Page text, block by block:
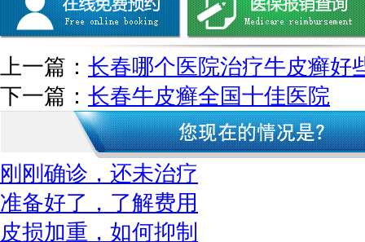
上一篇： 长春哪个医院治疗牛皮癣好
下一篇： 长春牛皮癣全国十佳医院
刚刚确诊，还未治疗
准备好了，了解费用
皮损加重，如何抑制